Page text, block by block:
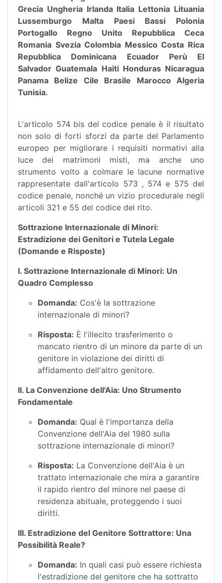
Grecia Ungheria Irlanda Italia Lettonia Lituania
Lussemburgo Malta Paesi Bassi Polonia
Portogallo Regno Unito Repubblica Ceca
Romania Svezia Colombia Messico Costa Rica
Repubblica Dominicana Ecuador Perù El
Salvador Guatemala Haiti Honduras Nicaragua
Panama Belize Cile Brasile Marocco Algeria
Tunisia.
L'articolo 574 bis del codice penale è il risultato
non solo di forti sforzi da parte del Parlamento
europeo per migliorare i requisiti normativi alla
luce dei matrimoni misti, ma anche uno
strumento volto a colmare le lacune normative
rappresentate dall'articolo 573 , 574 e 575 del
codice penale, nonché un vizio procedurale negli
articoli 321 e 55 del codice del rito.
Sottrazione Internazionale di Minori:
Estradizione dei Genitori e Tutela Legale
(Domande e Risposte)
I. Sottrazione Internazionale di Minori: Un
Quadro Complesso
Domanda: Cos'è la sottrazione
internazionale di minori?
Risposta: È l'illecito trasferimento o
mancato rientro di un minore da parte di un
genitore in violazione dei diritti di
affidamento dell'altro genitore.
II. La Convenzione dell'Aia: Uno Strumento
Fondamentale
Domanda: Qual è l'importanza della
Convenzione dell'Aia del 1980 sulla
sottrazione internazionale di minori?
Risposta: La Convenzione dell'Aia è un
trattato internazionale che mira a garantire
il rapido rientro del minore nel paese di
residenza abituale, proteggendo i suoi
diritti.
III. Estradizione del Genitore Sottrattore: Una
Possibilità Reale?
Domanda: In quali casi può essere richiesta
l'estradizione del genitore che ha sottratto